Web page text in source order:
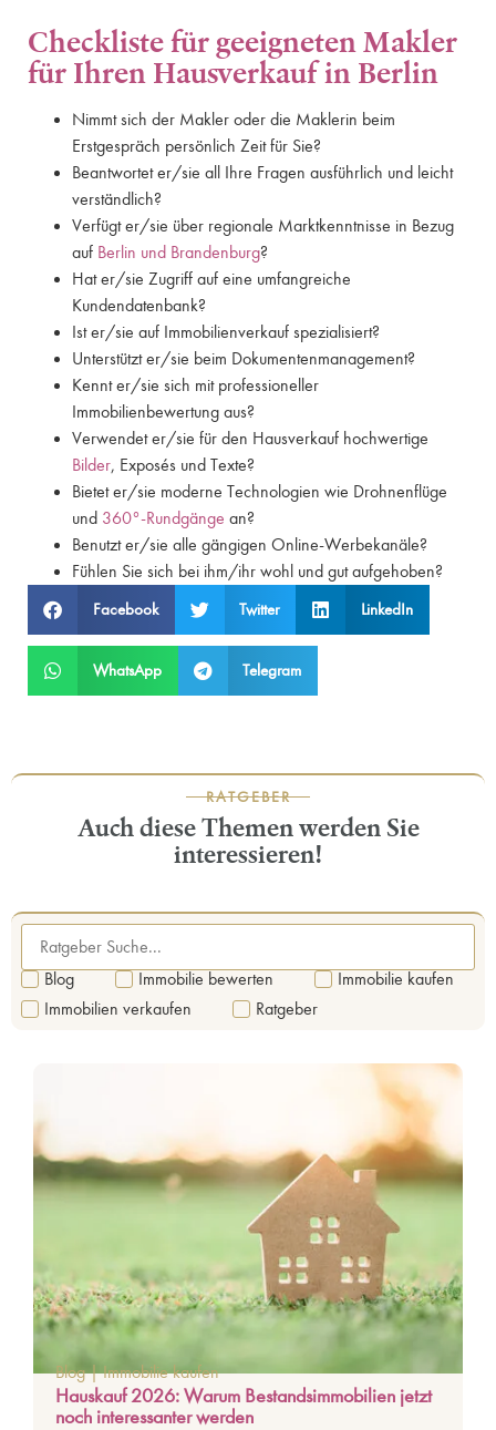
Checkliste für geeigneten Makler
für Ihren Hausverkauf in Berlin
Nimmt sich der Makler oder die Maklerin beim
Erstgespräch persönlich Zeit für Sie?
Beantwortet er/sie all Ihre Fragen ausführlich und leicht
verständlich?
Verfügt er/sie über regionale Marktkenntnisse in Bezug
auf Berlin und Brandenburg?
Hat er/sie Zugriff auf eine umfangreiche
Kundendatenbank?
Ist er/sie auf Immobilienverkauf spezialisiert?
Unterstützt er/sie beim Dokumentenmanagement?
Kennt er/sie sich mit professioneller
Immobilienbewertung aus?
Verwendet er/sie für den Hausverkauf hochwertige
Bilder, Exposés und Texte?
Bietet er/sie moderne Technologien wie Drohnenflüge
und 360°-Rundgänge an?
Benutzt er/sie alle gängigen Online-Werbekanäle?
Fühlen Sie sich bei ihm/ihr wohl und gut aufgehoben?
Facebook
Twitter LinkedIn
WhatsApp Telegram
RATGEBER
Auch diese Themen werden Sie
interessieren!
Blog Immobilie bewerten
Immobilie kaufen
Immobilien verkaufen
Ratgeber
Blog| Immobilie kaufen
Hauskauf 2026: Warum Bestandsimmobilien jetzt
noch interessanter werden